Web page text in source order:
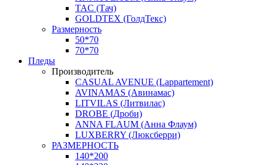
TAC (Тач)
GOLDTEX (ГолдТекс)
Размерность
50*70
70*70
Пледы
Производитель
CASUAL AVENUE (Lappartement)
AVINAMAS (Авинамас)
LITVILAS (Литвилас)
DROBE (Дроби)
ANNA FLAUM (Анна Флаум)
LUXBERRY (Люксберри)
РАЗМЕРНОСТЬ
140*200